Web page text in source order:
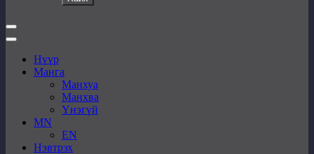
Нүүр
Манга
Манхуа
Манхва
Үнэгүй
MN
EN
Нэвтрэх